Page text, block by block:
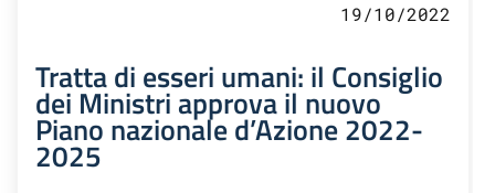
19/10/2022
Tratta di esseri umani: il Consiglio
dei Ministri approva il nuovo
Piano nazionale d’Azione 2022-
2025